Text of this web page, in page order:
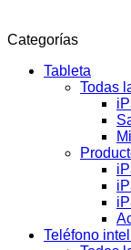
Categorías
Tableta
Todas
Teléfono